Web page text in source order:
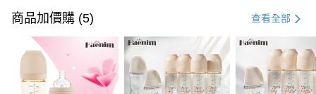
信用卡一次付款
信用卡分期付款
3 期 0 利率 每期 NT$12,266 21家銀行
合作金庫商業銀行
第一商業銀行
6 期 0 利率 每期NT$6,133 21家銀行
商品加價購 (5) 查看全部